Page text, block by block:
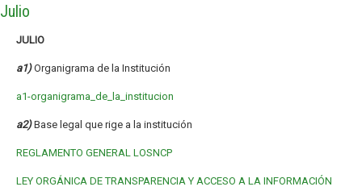
Julio
JULIO
a1)Organigrama de la Institución
a1-organigrama_de_la_institucion
a2) Base legal que rige a la institución
REGLAMENTO GENERAL LOSNCP
LEY ORGÁNICA DE TRANSPARENCIA Y ACCESO A LA INFORMACIÓN